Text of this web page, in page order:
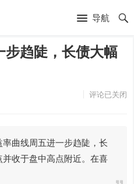
导航
步趋陡，长债大幅
评论已关闭
曲线周五进一步趋陡，长
收于盘中高点附近。在喜